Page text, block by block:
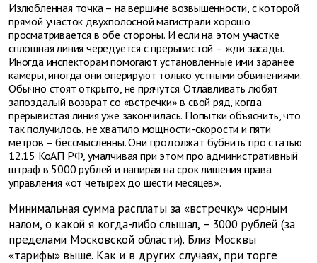
Излюбленная точка – на вершине возвышенности, с которой
прямой участок двухполосной магистрали хорошо
просматривается в обе стороны. И если на этом участке
сплошная линия чередуется с прерывистой – жди засады.
Иногда инспекторам помогают установленные ими заранее
камеры, иногда они оперируют только устными обвинениями.
Обычно стоят открыто, не прячутся. Отлавливать любят
запоздалый возврат со «встречки» в свой ряд, когда
прерывистая линия уже закончилась. Попытки объяснить, что
так получилось, не хватило мощности-скорости и пяти
метров – бессмысленны. Они продолжат бубнить про статью
12.15 КоАП РФ, умалчивая при этом про административный
штраф в 5000 рублей и напирая на срок лишения права
управления «от четырех до шести месяцев».
Минимальная сумма расплаты за «встречку» черным
налом, о какой я когда-либо слышал, – 3000 рублей (за
пределами Московской области). Близ Москвы
«тарифы» выше. Как и в других случаях, при торге